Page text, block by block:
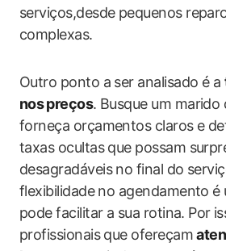
serviços,desde pequenos
complexas.
Outro ponto a ser analisado é a
nos⁤ preços. Busque um marido
forneça orçamentos claros‌ e
taxas ocultas que possam
desagradáveis no final do
flexibilidade no agendamento é
pode facilitar a sua rotina. Por
profissionais que ofereçam